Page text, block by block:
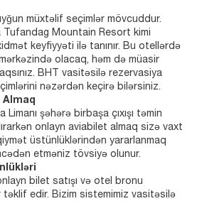
müxtəlif seçimlər mövcuddur.
Tufandag Mountain Resort kimi
keyfiyyəti ilə tanınır. Bu otellərdə
olacaq, həm də müasir
BHT vasitəsilə rezervasiya
nəzərdən keçirə bilərsiniz.
Almaq
şəhərə birbaşa çıxışı təmin
onlayn aviabilet almaq sizə vaxt
üstünlüklərindən yararlanmaq
etməniz tövsiyə olunur.
bilet satışı və otel bronu
edir. Bizim sistemimiz vasitəsilə